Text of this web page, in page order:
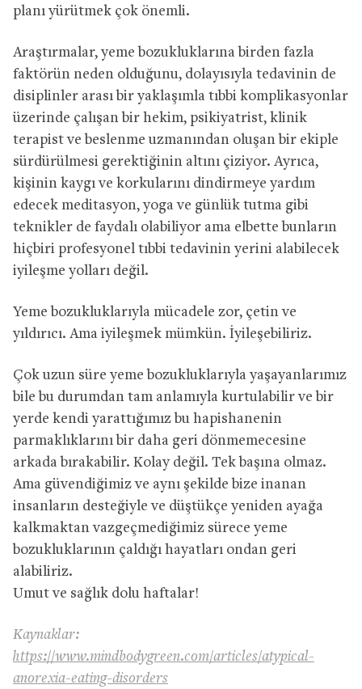
planı yürütmek çok önemli.
Araştırmalar, yeme bozukluklarına birden fazla
faktörün neden olduğunu, dolayısıyla tedavinin de
disiplinler arası bir yaklaşımla tıbbi komplikasyonlar
üzerinde çalışan bir hekim, psikiyatrist, klinik
terapist ve beslenme uzmanından oluşan bir ekiple
sürdürülmesi gerektiğinin altını çiziyor. Ayrıca,
kişinin kaygı ve korkularını dindirmeye yardım
edecek meditasyon, yoga ve günlük tutma gibi
teknikler de faydalı olabiliyor ama elbette bunların
hiçbiri profesyonel tıbbi tedavinin yerini alabilecek
iyileşme yolları değil.
Yeme bozukluklarıyla mücadele zor, çetin ve
yıldırıcı. Ama iyileşmek mümkün. İyileşebiliriz.
Çok uzun süre yeme bozukluklarıyla yaşayanlarımız
bile bu durumdan tam anlamıyla kurtulabilir ve bir
yerde kendi yarattığımız bu hapishanenin
parmaklıklarını bir daha geri dönmemecesine
arkada bırakabilir. Kolay değil. Tek başına olmaz.
Ama güvendiğimiz ve aynı şekilde bize inanan
insanların desteğiyle ve düştükçe yeniden ayağa
kalkmaktan vazgeçmediğimiz sürece yeme
bozukluklarının çaldığı hayatları ondan geri
alabiliriz.
Umut ve sağlık dolu haftalar!
Kaynaklar:
https://www.mindbodygreen.com/articles/atypical-
anorexia-eating-disorders